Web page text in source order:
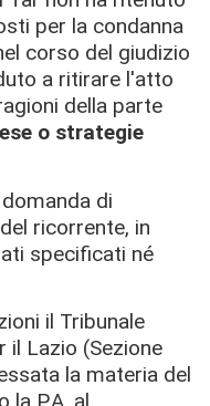
per la condanna
corso del giudizio
a ritirare l'atto
della parte
o strategie
di
ricorrente, in
specificati né
il Tribunale
il Lazio (Sezione
la materia del